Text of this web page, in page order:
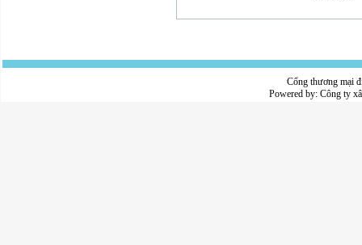
Cổng thương mại
Powered by: Công ty